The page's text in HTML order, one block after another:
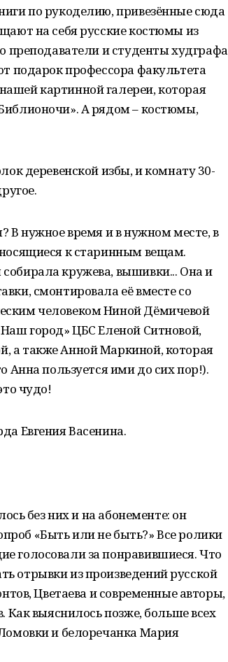
по рукоделию, привезённые сюда
на себя русские костюмы из
преподаватели и студенты худграфа
подарок профессора факультета
картинной галереи, которая
А рядом – костюмы,
деревенской избы, и комнату 30-
В нужное время и в нужном месте, в
к старинным вещам.
кружева, вышивки... Она и
смонтировала её вместе со
человеком Ниной Дёмичевой
город» ЦБС Еленой Ситновой,
а также Анной Маркиной, которая
Анна пользуется ими до сих пор!).
чудо!
Евгения Васенина.
без них и на абонементе: он
«Быть или не быть?» Все ролики
голосовали за понравившиеся. Что
отрывки из произведений русской
Цветаева и современные авторы,
Как выяснилось позже, больше всех
и белоречанка Мария